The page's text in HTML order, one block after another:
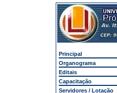
Principal
Organograma
Editais
Capacitação
Servidores / Lotação